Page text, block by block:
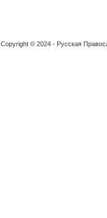
Copyright © 2024 - Русская